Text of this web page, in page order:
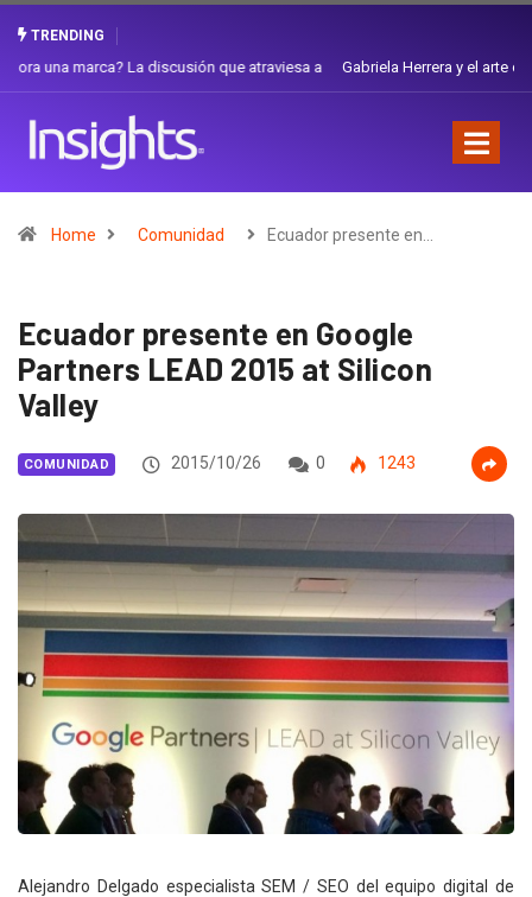
TRENDING
Gabriela Herrera y el arte de cambiarse el sombrero en Corporación
Home Comunidad Ecuador presente en…
Ecuador presente en Google
Partners LEAD 2015 at Silicon
Valley
COMUNIDAD 2015/10/26 0 1243
Alejandro Delgado especialista SEM / SEO del equipo digital de